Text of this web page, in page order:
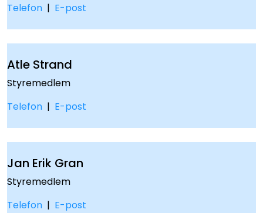
Atle Strand
Styremedlem
Telefon | E-post
Jan Erik Gran
Styremedlem
Telefon | E-post
Telefon | E-post